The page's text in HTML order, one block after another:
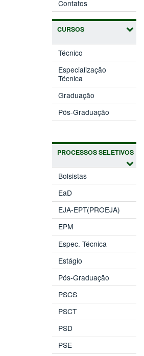
Contatos
CURSOS
Técnico
Especialização
Técnica
Graduação
Pós-Graduação
PROCESSOS SELETIVOS
Bolsistas
EaD
EJA-EPT(PROEJA)
EPM
Espec. Técnica
Estágio
Pós-Graduação
PSCS
PSCT
PSD
PSE